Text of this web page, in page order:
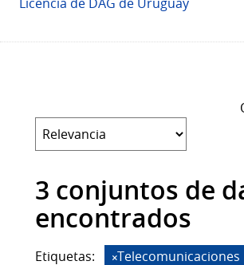
3 conjuntos de
encontrados
Etiquetas: Telecomunicaciones